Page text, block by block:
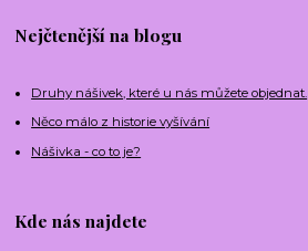
Nejčtenější na blogu
Druhy nášivek, které u nás můžete objednat.
Něco málo z historie vyšívání
Nášivka - co to je?
Kde nás najdete